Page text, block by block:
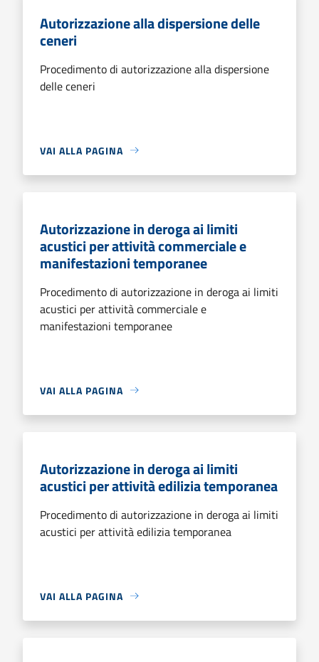
Autorizzazione alla dispersione delle
ceneri
Procedimento di autorizzazione alla dispersione
delle ceneri
VAI ALLA PAGINA
Autorizzazione in deroga ai limiti
acustici per attività commerciale e
manifestazioni temporanee
Procedimento di autorizzazione in deroga ai limiti
acustici per attività commerciale e
manifestazioni temporanee
VAI ALLA PAGINA
Autorizzazione in deroga ai limiti
acustici per attività edilizia temporanea
Procedimento di autorizzazione in deroga ai limiti
acustici per attività edilizia temporanea
VAI ALLA PAGINA